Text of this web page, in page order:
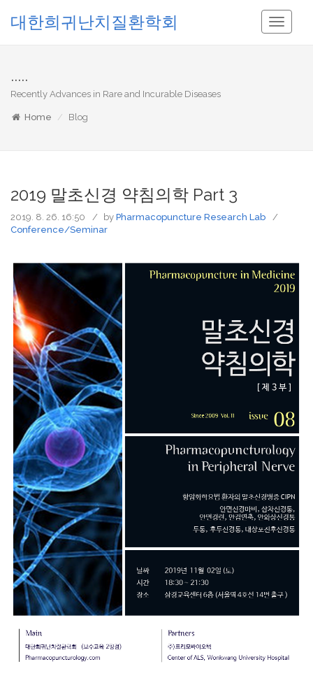
Toggle
대한희귀난치질환학회
.....
Recently Advances in Rare and Incurable Diseases
Home Blog
2019 말초신경 약침의학 Part 3
2019. 8. 26. 16:50 by Pharmacopuncture Research Lab
Conference/Seminar